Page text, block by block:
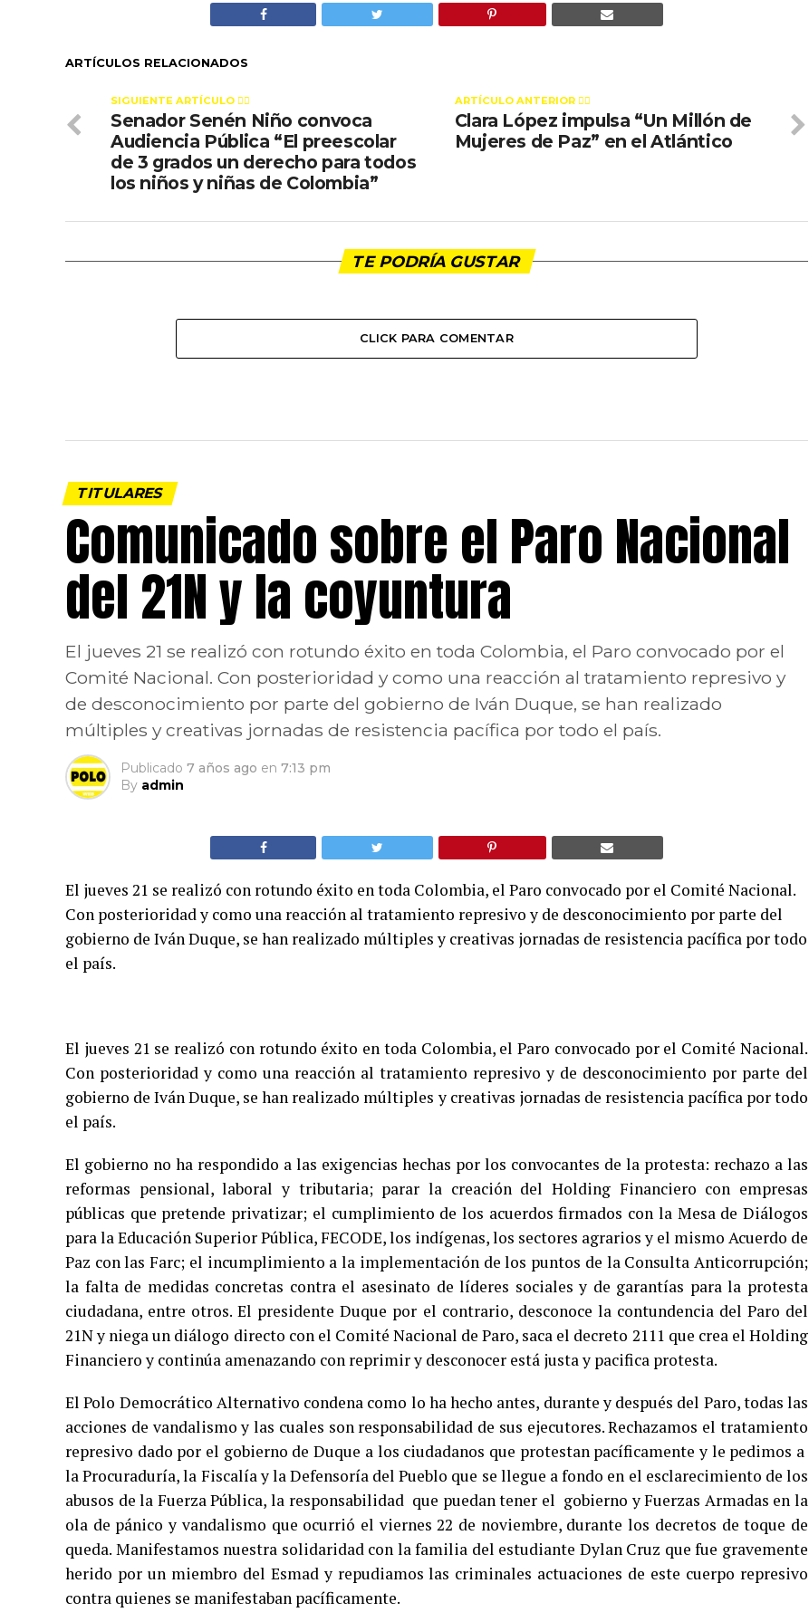
ARTÍCULOS RELACIONADOS
ARTÍCULO ANTERIOR 👉🏻
Clara López impulsa “Un Millón de
Mujeres de Paz” en el Atlántico
SIGUIENTE ARTÍCULO 👈🏻
Senador Senén Niño convoca
Audiencia Pública “El preescolar
de 3 grados un derecho para todos
los niños y niñas de Colombia”
TE PODRÍA GUSTAR
CLICK PARA COMENTAR
TITULARES
Comunicado sobre el Paro Nacional
del 21N y la coyuntura
El jueves 21 se realizó con rotundo éxito en toda Colombia, el Paro convocado por el
Comité Nacional. Con posterioridad y como una reacción al tratamiento represivo y
de desconocimiento por parte del gobierno de Iván Duque, se han realizado
múltiples y creativas jornadas de resistencia pacífica por todo el país.
Publicado 7 años ago en 7:13 pm
By admin
El jueves 21 se realizó con rotundo éxito en toda Colombia, el Paro convocado por el Comité Nacional.
Con posterioridad y como una reacción al tratamiento represivo y de desconocimiento por parte del
gobierno de Iván Duque, se han realizado múltiples y creativas jornadas de resistencia pacífica por todo
el país.
El jueves 21 se realizó con rotundo éxito en toda Colombia, el Paro convocado por el Comité Nacional.
Con posterioridad y como una reacción al tratamiento represivo y de desconocimiento por parte del
gobierno de Iván Duque, se han realizado múltiples y creativas jornadas de resistencia pacífica por todo
el país.
El gobierno no ha respondido a las exigencias hechas por los convocantes de la protesta: rechazo a las
reformas pensional, laboral y tributaria; parar la creación del Holding Financiero con empresas
públicas que pretende privatizar; el cumplimiento de los acuerdos firmados con la Mesa de Diálogos
para la Educación Superior Pública, FECODE, los indígenas, los sectores agrarios y el mismo Acuerdo de
Paz con las Farc; el incumplimiento a la implementación de los puntos de la Consulta Anticorrupción;
la falta de medidas concretas contra el asesinato de líderes sociales y de garantías para la protesta
ciudadana, entre otros. El presidente Duque por el contrario, desconoce la contundencia del Paro del
21N y niega un diálogo directo con el Comité Nacional de Paro, saca el decreto 2111 que crea el Holding
Financiero y continúa amenazando con reprimir y desconocer está justa y pacifica protesta.
El Polo Democrático Alternativo condena como lo ha hecho antes, durante y después del Paro, todas las
acciones de vandalismo y las cuales son responsabilidad de sus ejecutores. Rechazamos el tratamiento
represivo dado por el gobierno de Duque a los ciudadanos que protestan pacíficamente y le pedimos a
la Procuraduría, la Fiscalía y la Defensoría del Pueblo que se llegue a fondo en el esclarecimiento de los
abusos de la Fuerza Pública, la responsabilidad que puedan tener el gobierno y Fuerzas Armadas en la
ola de pánico y vandalismo que ocurrió el viernes 22 de noviembre, durante los decretos de toque de
queda. Manifestamos nuestra solidaridad con la familia del estudiante Dylan Cruz que fue gravemente
herido por un miembro del Esmad y repudiamos las criminales actuaciones de este cuerpo represivo
contra quienes se manifestaban pacíficamente.